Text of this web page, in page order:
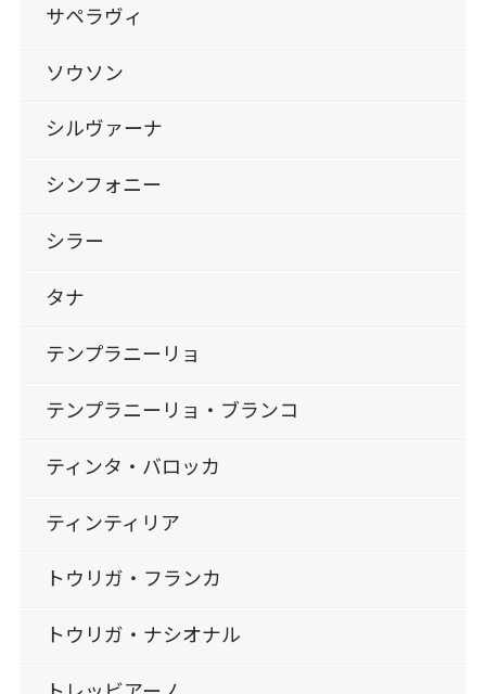
サペラヴィ
ソウソン
シルヴァーナ
シンフォニー
シラー
タナ
テンプラニーリョ
テンプラニーリョ・ブランコ
ティンタ・バロッカ
ティンティリア
トウリガ・フランカ
トウリガ・ナシオナル